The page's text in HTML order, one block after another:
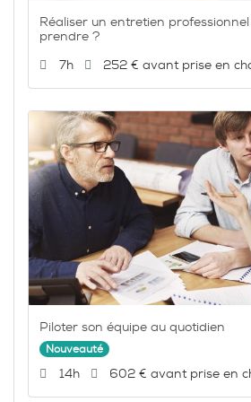
Réaliser un entretien
prendre ?
Durée :
7h Prix :
252 €
Piloter son équipe au quotidien
Nouveauté
Durée :
14h Prix :
602 €